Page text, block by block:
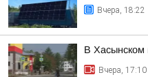
Вчера, 18:22
В Хасынском
Вчера, 17:10